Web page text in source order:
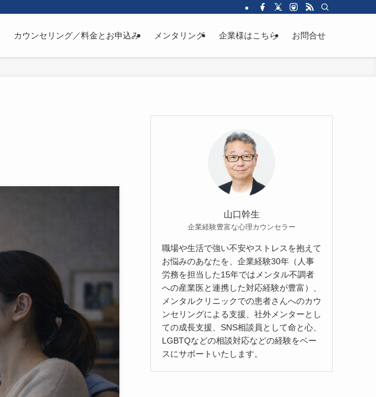
カウンセリング／料金とお申込み メンタリング 企業様はこちら お問合せ
山口幹生
企業経験豊富な心理カウンセラー
職場や生活で強い不安やストレスを抱えて
お悩みのあなたを、企業経験30年（人事
労務を担当した15年ではメンタル不調者
への産業医と連携した対応経験が豊富）、
メンタルクリニックでの患者さんへのカウ
ンセリングによる支援、社外メンターとし
ての成長支援、SNS相談員として命と心、
LGBTQなどの相談対応などの経験をベー
スにサポートいたします。